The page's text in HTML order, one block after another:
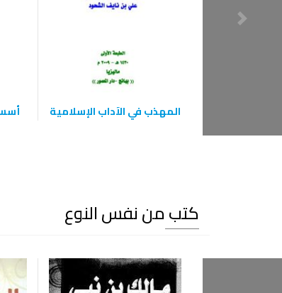
المهذب في الآداب الإسلامية
كتب من نفس النوع